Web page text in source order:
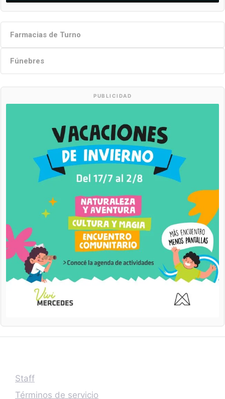
Farmacias de Turno
Fúnebres
PUBLICIDAD
Staff
Términos de servicio